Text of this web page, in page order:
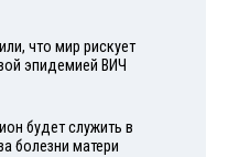
что мир рискует
эпидемией ВИЧ
будет служить в
болезни матери